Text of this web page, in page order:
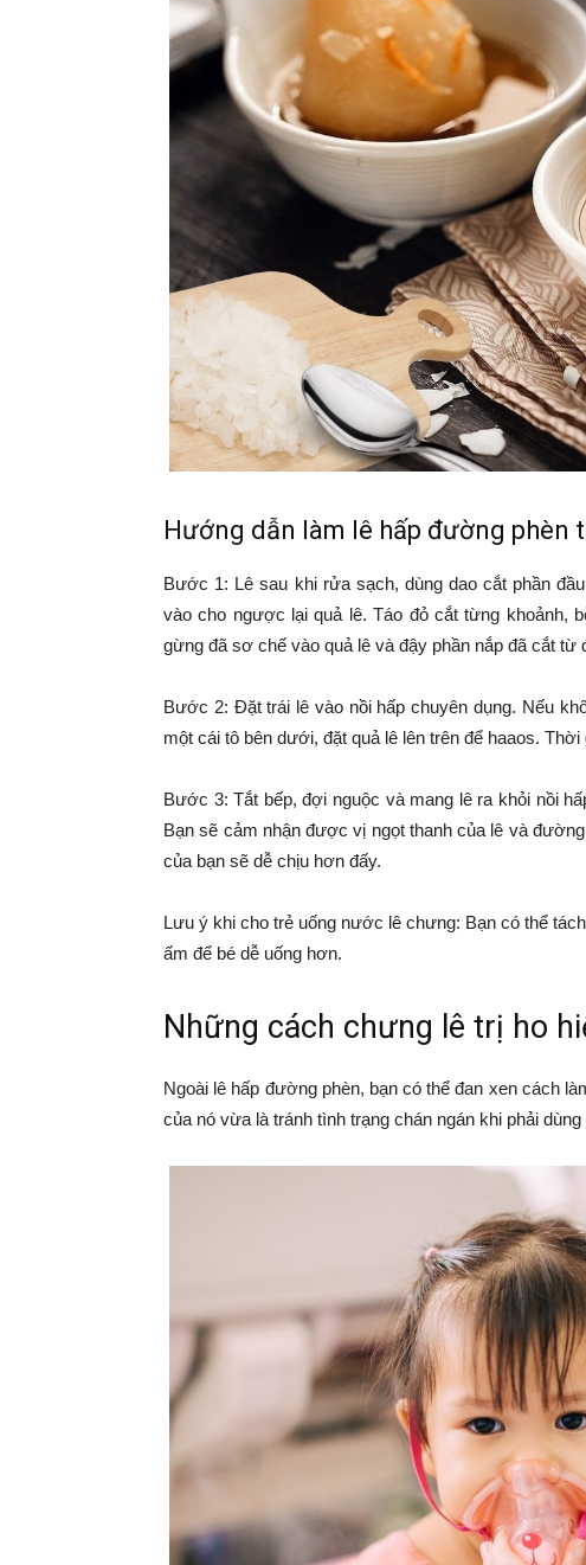
Hướng dẫn làm lê hấp đường phèn
Bước 1: Lê sau khi rửa sạch, dùng dao cắt phần
vào cho ngược lại quả lê. Táo đỏ cắt từng khoảnh,
gừng đã sơ chế vào quả lê và đậy phần nắp đã cắt từ
Bước 2: Đặt trái lê vào nồi hấp chuyên dụng. Nếu
một cái tô bên dưới, đặt quả lê lên trên để haaos. Thời
Bước 3: Tắt bếp, đợi nguộc và mang lê ra khỏi nồi
Bạn sẽ cảm nhận được vị ngọt thanh của lê và
của bạn sẽ dễ chịu hơn đấy.
Lưu ý khi cho trẻ uống nước lê chưng: Bạn có thể
ấm để bé dễ uống hơn.
Những cách chưng lê trị ho
Ngoài lê hấp đường phèn, bạn có thể đan xen cách
của nó vừa là tránh tình trạng chán ngán khi phải